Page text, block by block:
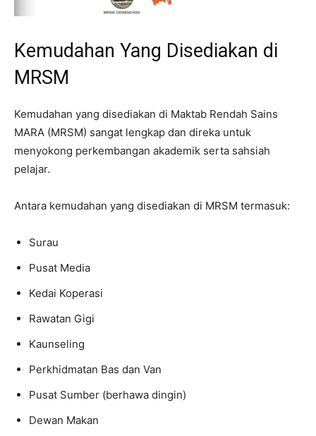
Kemudahan Yang Disediakan di
MRSM
Kemudahan yang disediakan di Maktab Rendah Sains
MARA (MRSM) sangat lengkap dan direka untuk
menyokong perkembangan akademik serta sahsiah
pelajar.
Antara kemudahan yang disediakan di MRSM termasuk:
Surau
Pusat Media
Kedai Koperasi
Rawatan Gigi
Kaunseling
Perkhidmatan Bas dan Van
Pusat Sumber (berhawa dingin)
Dewan Makan